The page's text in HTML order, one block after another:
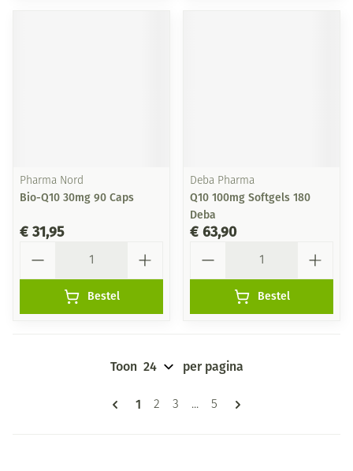
Pharma Nord
Bio-Q10 30mg 90 Caps
€ 31,95
Bestel
Deba Pharma
Q10 100mg Softgels 180
Deba
€ 63,90
Bestel
Pagina's
U lees momenteel pagina
1 Pagina
2 Pagina
3 ... Pagina
5
Toon per pagina